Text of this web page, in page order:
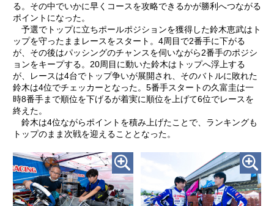
る。その中でいかに早くコースを攻略できるかが勝利へつながる
ポイントになった。
予選でトップに立ちポールポジションを獲得した鈴木恵武はト
ップを守ったままレースをスタート。4周目で2番手に下がる
が、その後はパッシングのチャンスを伺いながら2番手のポジシ
ョンをキープする。20周目に動いた鈴木はトップへ浮上する
が、レースは4台でトップ争いが展開され、そのバトルに敗れた
鈴木は4位でチェッカーとなった。5番手スタートの久富圭は一
時8番手まで順位を下げるが着実に順位を上げて6位でレースを
終えた。
鈴木は4位ながらポイントを積み上げたことで、ランキングも
トップのまま次戦を迎えることとなった。